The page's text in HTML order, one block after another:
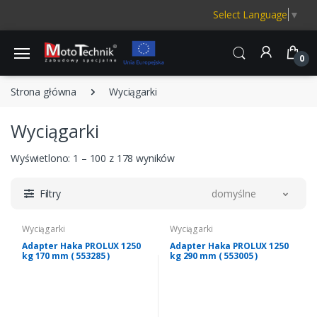
Select Language ▼
0
Strona główna Wyciągarki
Wyciągarki
Wyświetlono: 1 – 100 z 178 wyników
Filtry domyślne
Wyciągarki
Adapter Haka PROLUX 1250
kg 170 mm ( 553285 )
Wyciągarki
Adapter Haka PROLUX 1250
kg 290 mm ( 553005 )